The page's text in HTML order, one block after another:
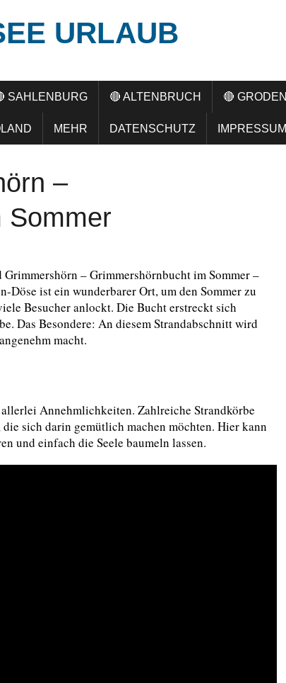
URLAUB
SAHLENBURG 🔴 ALTENBRUCH 🔴 GRODEN
MEHR DATENSCHUTZ IMPRESSUM
–
Sommer
– Grimmershörnbucht im Sommer –
ist ein wunderbarer Ort, um den Sommer zu
Besucher anlockt. Die Bucht erstreckt sich
Das Besondere: An diesem Strandabschnitt wird
macht.
Annehmlichkeiten. Zahlreiche Strandkörbe
sich darin gemütlich machen möchten. Hier kann
und einfach die Seele baumeln lassen.